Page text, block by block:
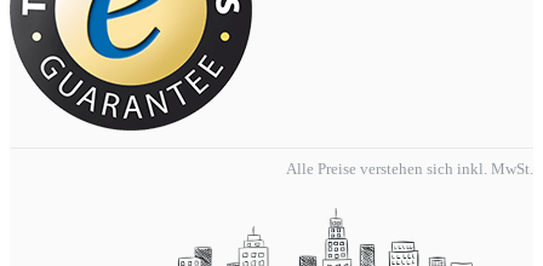
Alle Preise verstehen sich inkl. MwSt.